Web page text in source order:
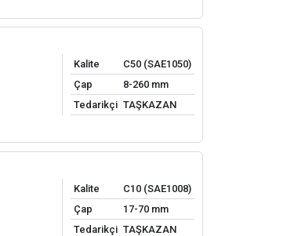
Kalite
C50 (SAE1050)
Çap
8-260 mm
Tedarikçi TAŞKAZAN
Kalite
C10 (SAE1008)
Çap
17-70 mm
Tedarikçi TAŞKAZAN